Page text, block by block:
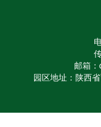
邮箱
园区地址：陕西